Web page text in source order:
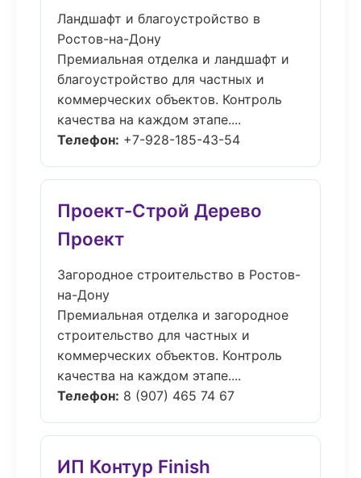
Ландшафт и благоустройство в
Ростов-на-Дону
Премиальная отделка и ландшафт и
благоустройство для частных и
коммерческих объектов. Контроль
качества на каждом этапе....
Телефон: +7-928-185-43-54
Проект-Строй Дерево
Проект
Загородное строительство в Ростов-
на-Дону
Премиальная отделка и загородное
строительство для частных и
коммерческих объектов. Контроль
качества на каждом этапе....
Телефон: 8 (907) 465 74 67
ИП Контур Finish